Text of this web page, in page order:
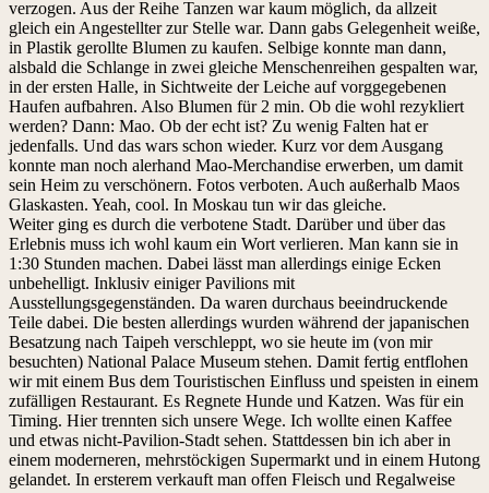
verzogen. Aus der Reihe Tanzen war kaum möglich, da allzeit
gleich ein Angestellter zur Stelle war. Dann gabs Gelegenheit weiße,
in Plastik gerollte Blumen zu kaufen. Selbige konnte man dann,
alsbald die Schlange in zwei gleiche Menschenreihen gespalten war,
in der ersten Halle, in Sichtweite der Leiche auf vorggegebenen
Haufen aufbahren. Also Blumen für 2 min. Ob die wohl rezykliert
werden? Dann: Mao. Ob der echt ist? Zu wenig Falten hat er
jedenfalls. Und das wars schon wieder. Kurz vor dem Ausgang
konnte man noch alerhand Mao-Merchandise erwerben, um damit
sein Heim zu verschönern. Fotos verboten. Auch außerhalb Maos
Glaskasten. Yeah, cool. In Moskau tun wir das gleiche.
Weiter ging es durch die verbotene Stadt. Darüber und über das
Erlebnis muss ich wohl kaum ein Wort verlieren. Man kann sie in
1:30 Stunden machen. Dabei lässt man allerdings einige Ecken
unbehelligt. Inklusiv einiger Pavilions mit
Ausstellungsgegenständen. Da waren durchaus beeindruckende
Teile dabei. Die besten allerdings wurden während der japanischen
Besatzung nach Taipeh verschleppt, wo sie heute im (von mir
besuchten) National Palace Museum stehen. Damit fertig entflohen
wir mit einem Bus dem Touristischen Einfluss und speisten in einem
zufälligen Restaurant. Es Regnete Hunde und Katzen. Was für ein
Timing. Hier trennten sich unsere Wege. Ich wollte einen Kaffee
und etwas nicht-Pavilion-Stadt sehen. Stattdessen bin ich aber in
einem moderneren, mehrstöckigen Supermarkt und in einem Hutong
gelandet. In ersterem verkauft man offen Fleisch und Regalweise